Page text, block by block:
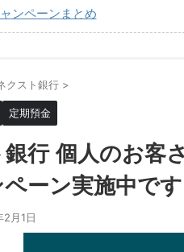
ンペーンまとめ
クスト銀行 >
定期預金
行 個人のお客
ーン実施中で
月1日